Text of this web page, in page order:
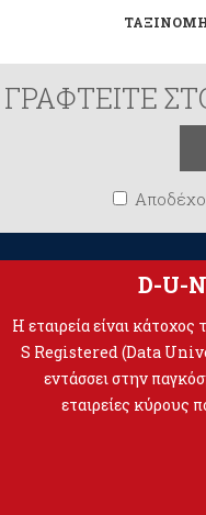
ΓΡΑΦΤΕΙΤΕ
D-U-
Η εταιρεία είναι
S Registered (Data
εντάσσει στην
εταιρείες κύρους